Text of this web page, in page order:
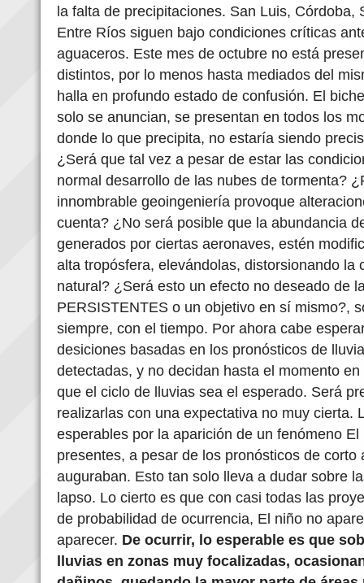
la falta de precipitaciones. San Luis, Córdoba,
Entre Ríos siguen bajo condiciones críticas
aguaceros. Este mes de octubre no está
distintos, por lo menos hasta mediados del
halla en profundo estado de confusión. El
solo se anuncian, se presentan en todos los
donde lo que precipita, no estaría siendo
¿Será que tal vez a pesar de estar las
normal desarrollo de las nubes de tormenta?
innombrable geoingeniería provoque
cuenta? ¿No será posible que la abundancia
generados por ciertas aeronaves, estén
alta tropósfera, elevándolas, distorsionando la
natural? ¿Será esto un efecto no deseado de
PERSISTENTES o un objetivo en sí mismo?,
siempre, con el tiempo. Por ahora cabe
desiciones basadas en los pronósticos de
detectadas, y no decidan hasta el momento
que el ciclo de lluvias sea el esperado. Será
realizarlas con una expectativa no muy cierta.
esperables por la aparición de un fenómeno
presentes, a pesar de los pronósticos de corto
auguraban. Esto tan solo lleva a dudar sobre
lapso. Lo cierto es que con casi todas las
de probabilidad de ocurrencia, El niño no
aparecer. De ocurrir, lo esperable es que
lluvias en zonas muy focalizadas,